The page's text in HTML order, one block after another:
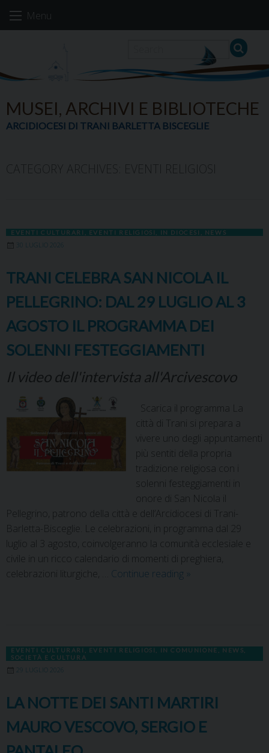
Menu
MUSEI, ARCHIVI E BIBLIOTECHE
ARCIDIOCESI DI TRANI BARLETTA BISCEGLIE
EVENTI CULTURARI EVENTI RELIGIOSI IN DIOCESI NEWS
30 LUGLIO 2026
TRANI CELEBRA SAN NICOLA IL
PELLEGRINO: DAL 29 LUGLIO AL 3
AGOSTO IL PROGRAMMA DEI
SOLENNI FESTEGGIAMENTI
Il video dell'intervista all'Arcivescovo
Scarica il programma La
città di Trani si prepara a
vivere uno degli appuntamenti
più sentiti della propria
tradizione religiosa con i
solenni festeggiamenti in
onore di San Nicola il
Pellegrino, patrono della città e dell’Arcidiocesi di Trani-
Barletta-Bisceglie. Le celebrazioni, in programma dal 29
luglio al 3 agosto, coinvolgeranno la comunità ecclesiale e
civile in un ricco calendario di momenti di preghiera,
celebrazioni liturgiche, … Continue reading »
EVENTI CULTURARI EVENTI RELIGIOSI IN COMUNIONE NEWS
SOCIETÀ E CULTURA
29 LUGLIO 2026
LA NOTTE DEI SANTI MARTIRI
MAURO VESCOVO, SERGIO E